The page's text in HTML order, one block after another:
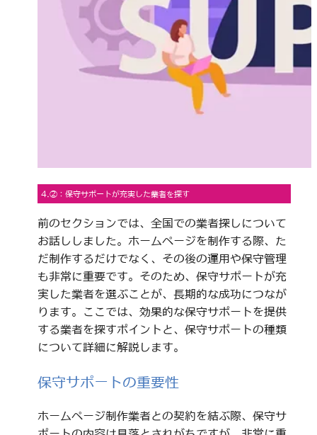
4.②：保守サポートが充実した業者を探す
前のセクションでは、全国での業者探しについて
お話ししました。ホームページを制作する際、た
だ制作するだけでなく、その後の運用や保守管理
も非常に重要です。そのため、保守サポートが充
実した業者を選ぶことが、長期的な成功につなが
ります。ここでは、効果的な保守サポートを提供
する業者を探すポイントと、保守サポートの種類
について詳細に解説します。
保守サポートの重要性
ホームページ制作業者との契約を結ぶ際、保守サ